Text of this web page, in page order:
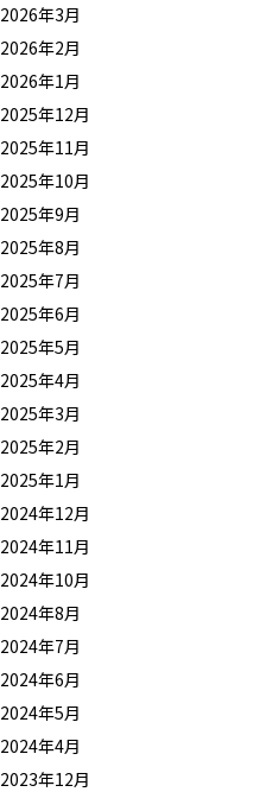
2026年3月
2026年2月
2026年1月
2025年12月
2025年11月
2025年10月
2025年9月
2025年8月
2025年7月
2025年6月
2025年5月
2025年4月
2025年3月
2025年2月
2025年1月
2024年12月
2024年11月
2024年10月
2024年8月
2024年7月
2024年6月
2024年5月
2024年4月
2023年12月